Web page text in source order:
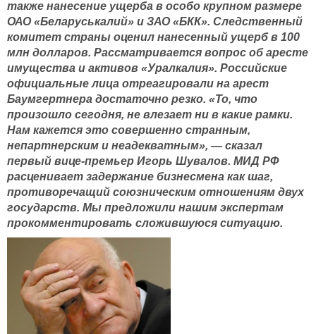
также нанесение ущерба в особо крупном размере
ОАО «Беларуськалий» и ЗАО «БКК». Следственный
комитет страны оценил нанесенный ущерб в 100
млн долларов. Рассматривается вопрос об аресте
имущества и активов «Уралкалия». Российские
официальные лица отреагировали на арест
Баумгертнера достаточно резко. «То, что
произошло сегодня, не влезает ни в какие рамки.
Нам кажется это совершенно странным,
непартнерским и неадекватным», — сказал
первый вице-премьер Игорь Шувалов. МИД РФ
расценивает задержание бизнесмена как шаг,
противоречащий союзническим отношениям двух
государств. Мы предложили нашим экспертам
прокомментировать сложившуюся ситуацию.